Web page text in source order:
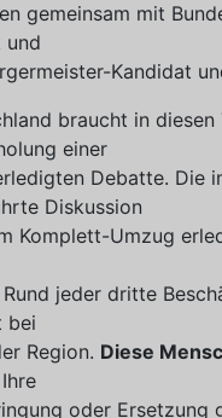
gemeinsam mit
und
Kandidat
braucht in
einer
Debatte. Die
Diskussion
Komplett-Umzug
Rund jeder dritte
bei
Region. Diese
oder Ersetzung